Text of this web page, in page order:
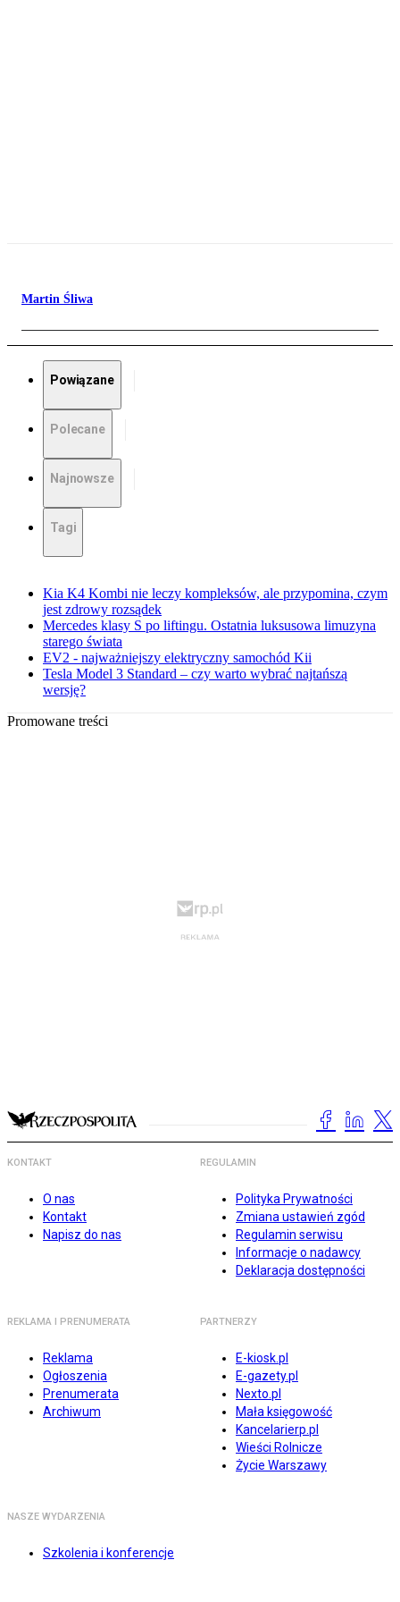
Martin Śliwa
Powiązane
Polecane
Najnowsze
Tagi
Kia K4 Kombi nie leczy kompleksów, ale przypomina, czym
jest zdrowy rozsądek
Mercedes klasy S po liftingu. Ostatnia luksusowa limuzyna
starego świata
EV2 - najważniejszy elektryczny samochód Kii
Tesla Model 3 Standard – czy warto wybrać najtańszą
wersję?
Promowane treści
KONTAKT
O nas
Kontakt
Napisz do nas
REGULAMIN
Polityka Prywatności
Zmiana ustawień zgód
Regulamin serwisu
Informacje o nadawcy
Deklaracja dostępności
REKLAMA I PRENUMERATA
Reklama
Ogłoszenia
Prenumerata
Archiwum
PARTNERZY
E-kiosk.pl
E-gazety.pl
Nexto.pl
Mała księgowość
Kancelarierp.pl
Wieści Rolnicze
Życie Warszawy
NASZE WYDARZENIA
Szkolenia i konferencje